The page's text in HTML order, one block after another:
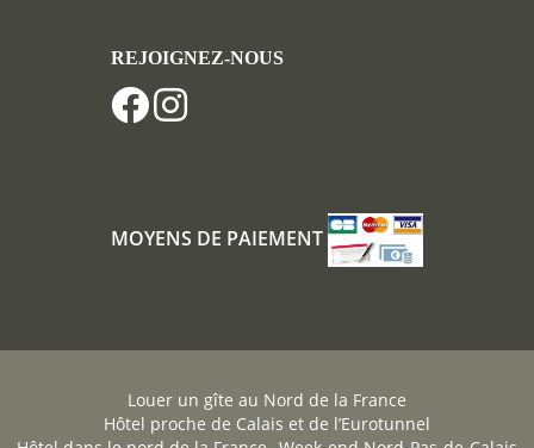
REJOIGNEZ-NOUS
MOYENS DE PAIEMENT
Louer un gîte au Nord de la France
Hôtel proche de Calais et de l’Eurotunnel